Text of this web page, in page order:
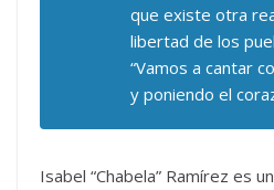
que existe otra
libertad de los
“Vamos a cantar
y poniendo el
Isabel “Chabela” Ramírez es